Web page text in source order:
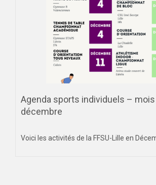
Agenda sports individuels – mois
décembre
Voici les activités de la FFSU-Lille en